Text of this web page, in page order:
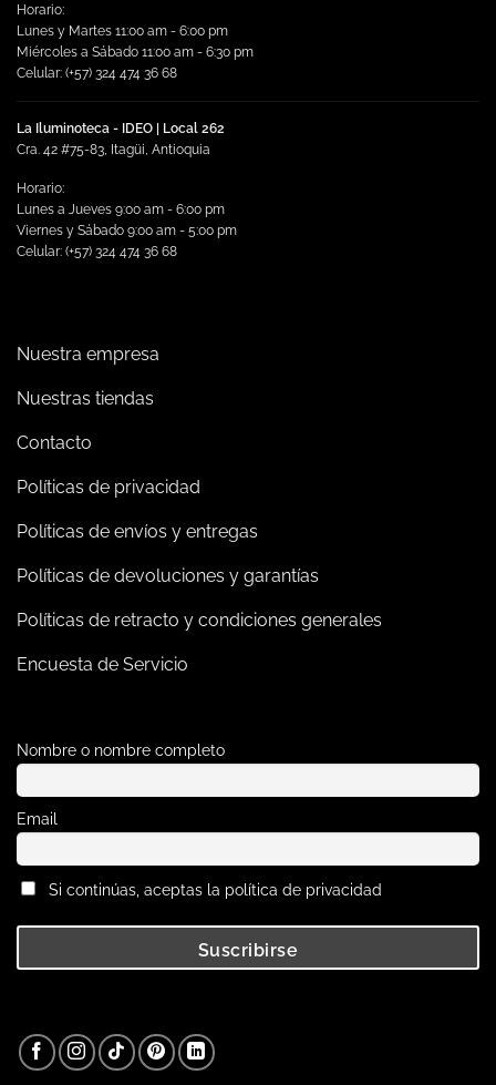
la
página
de
producto
Horario:
Lunes y Martes 11:00 am - 6:00 pm
Miércoles a Sábado 11:00 am - 6:30 pm
Celular: (+57) 324 474 36 68
La Iluminoteca - IDEO | Local 262
Cra. 42 #75-83, Itagüi, Antioquia
Horario:
Lunes a Jueves 9:00 am - 6:00 pm
Viernes y Sábado 9:00 am - 5:00 pm
Celular: (+57) 324 474 36 68
Nuestra empresa
Nuestras tiendas
Contacto
Políticas de privacidad
Políticas de envíos y entregas
Políticas de devoluciones y garantías
Políticas de retracto y condiciones generales
Encuesta de Servicio
Nombre o nombre completo
Email
Si continúas, aceptas la política de privacidad